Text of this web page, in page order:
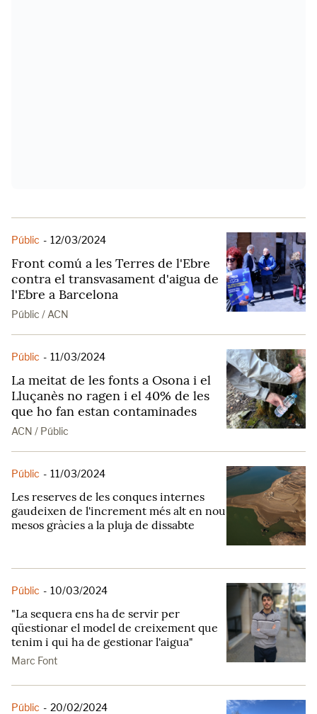
Públic - 12/03/2024
Front comú a les Terres de l'Ebre
contra el transvasament d'aigua de
l'Ebre a Barcelona
Públic / ACN
Públic - 11/03/2024
La meitat de les fonts a Osona i el
Lluçanès no ragen i el 40% de les
que ho fan estan contaminades
ACN / Públic
Públic - 11/03/2024
Les reserves de les conques internes
gaudeixen de l'increment més alt en nou
mesos gràcies a la pluja de dissabte
Públic - 10/03/2024
"La sequera ens ha de servir per
qüestionar el model de creixement que
tenim i qui ha de gestionar l'aigua"
Marc Font
Públic - 20/02/2024